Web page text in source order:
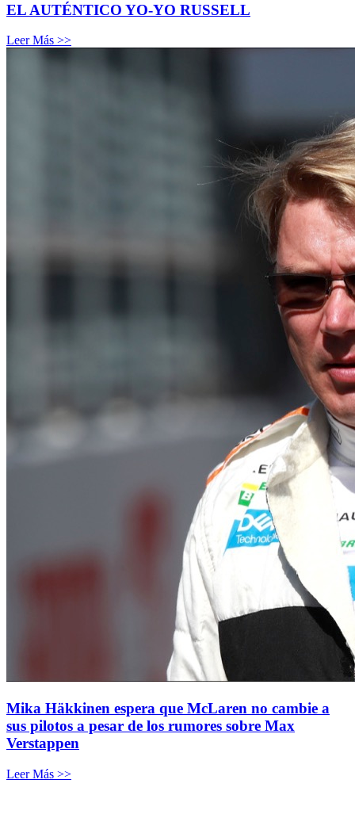
EL AUTÉNTICO YO-YO RUSSELL
Leer Más >>
Mika Häkkinen espera que McLaren no cambie a
sus pilotos a pesar de los rumores sobre Max
Verstappen
Leer Más >>